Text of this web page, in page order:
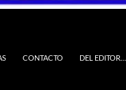
CONTACTO DEL EDITOR….